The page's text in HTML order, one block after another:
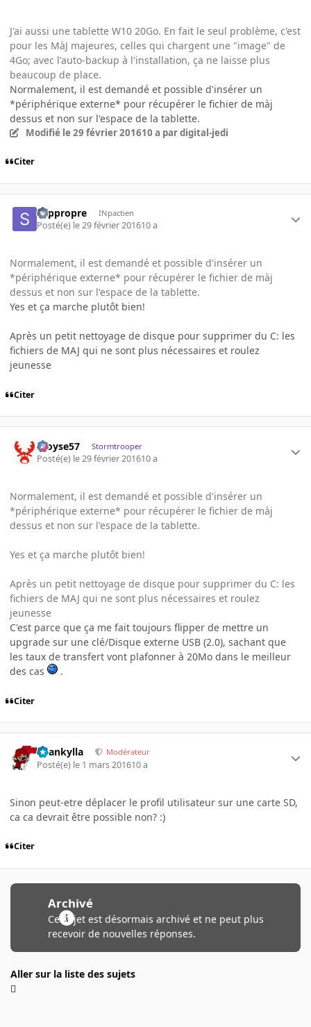
J'ai aussi une tablette W10 20Go. En fait le seul problème, c'est
pour les MàJ majeures, celles qui chargent une "image" de
4Go; avec l'auto-backup à l'installation, ça ne laisse plus
beaucoup de place.
Normalement, il est demandé et possible d'insérer un
*périphérique externe* pour récupérer le fichier de màj
dessus et non sur l'espace de la tablette.
Modifié le 29 février 201610 a par digital-jedi
Citer
Slippropre INpactien
Posté(e) le 29 février 201610 a
Normalement, il est demandé et possible d'insérer un
*périphérique externe* pour récupérer le fichier de màj
dessus et non sur l'espace de la tablette.
Yes et ça marche plutôt bien!
Après un petit nettoyage de disque pour supprimer du C: les
fichiers de MAJ qui ne sont plus nécessaires et roulez
jeunesse
Citer
Aloyse57 Stormtrooper
Posté(e) le 29 février 201610 a
Normalement, il est demandé et possible d'insérer un
*périphérique externe* pour récupérer le fichier de màj
dessus et non sur l'espace de la tablette.
Yes et ça marche plutôt bien!
Après un petit nettoyage de disque pour supprimer du C: les
fichiers de MAJ qui ne sont plus nécessaires et roulez
jeunesse
C'est parce que ça me fait toujours flipper de mettre un
upgrade sur une clé/Disque externe USB (2.0), sachant que
les taux de transfert vont plafonner à 20Mo dans le meilleur
des cas
.
Citer
beankylla Modérateur
Posté(e) le 1 mars 201610 a
Sinon peut-etre déplacer le profil utilisateur sur une carte SD,
ca ca devrait être possible non? :)
Citer
Archivé
Ce sujet est désormais archivé et ne peut plus
recevoir de nouvelles réponses.
Aller sur la liste des sujets